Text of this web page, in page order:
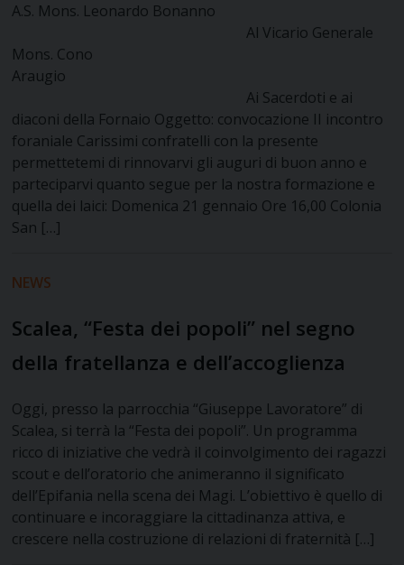
A.S. Mons. Leonardo Bonanno
Al Vicario Generale
Mons. Cono
Araugio
Ai Sacerdoti e ai
diaconi della Fornaio Oggetto: convocazione II incontro
foraniale Carissimi confratelli con la presente
permettetemi di rinnovarvi gli auguri di buon anno e
parteciparvi quanto segue per la nostra formazione e
quella dei laici: Domenica 21 gennaio Ore 16,00 Colonia
San […]
NEWS
Scalea, “Festa dei popoli” nel segno
della fratellanza e dell’accoglienza
Oggi, presso la parrocchia “Giuseppe Lavoratore” di
Scalea, si terrà la “Festa dei popoli”. Un programma
ricco di iniziative che vedrà il coinvolgimento dei ragazzi
scout e dell’oratorio che animeranno il significato
dell’Epifania nella scena dei Magi. L’obiettivo è quello di
continuare e incoraggiare la cittadinanza attiva, e
crescere nella costruzione di relazioni di fraternità […]